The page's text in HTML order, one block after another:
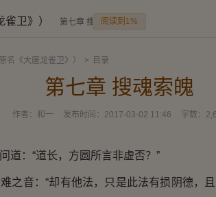
卫》） 第七章 搜魂索魄阅读到1%
名《大唐龙雀卫》） > 目录
第七章 搜魂索魄
作者： 和一 发布时间： 2017-03-02 11:46 字数：
：“道长，方圆所言非虚否？”
音：“却有他法，只是此法有损阴德，